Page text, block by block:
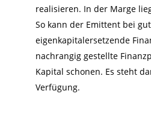
realisieren. In der Marge
So kann der Emittent bei
eigenkapitalersetzende
nachrangig gestellte
Kapital schonen. Es steht
Verfügung.